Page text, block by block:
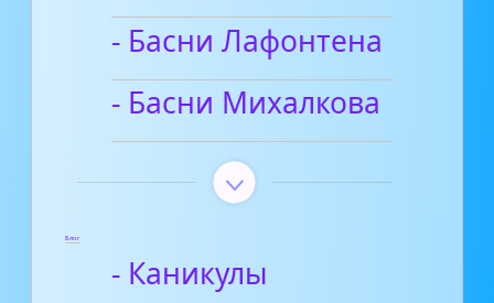
- Басни Лафонтена
- Басни Михалкова
Блог
- Каникулы